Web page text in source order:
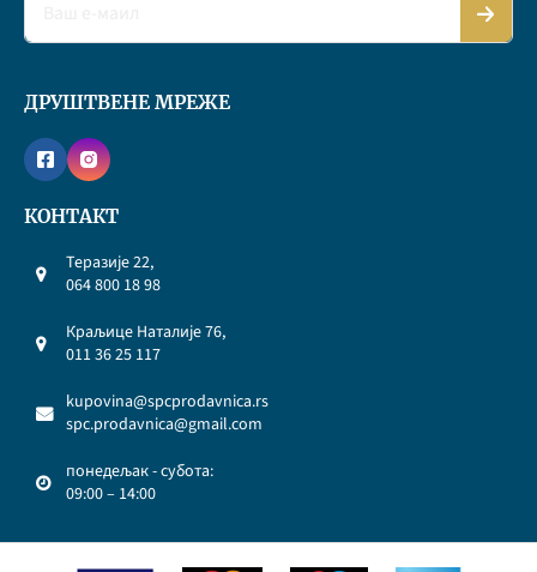
ДРУШТВЕНЕ МРЕЖЕ
КОНТАКТ
Теразије 22,
064 800 18 98
Краљице Наталије 76,
011 36 25 117
kupovina@spcprodavnica.rs
spc.prodavnica@gmail.com
понедељак - субота:
09:00 – 14:00